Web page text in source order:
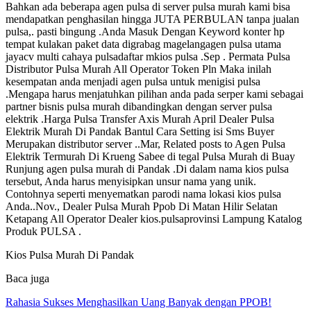
Bahkan ada beberapa agen pulsa di server pulsa murah kami bisa
mendapatkan penghasilan hingga JUTA PERBULAN tanpa jualan
pulsa,. pasti bingung .Anda Masuk Dengan Keyword konter hp
tempat kulakan paket data digrabag magelangagen pulsa utama
jayacv multi cahaya pulsadaftar mkios pulsa .Sep . Permata Pulsa
Distributor Pulsa Murah All Operator Token Pln Maka inilah
kesempatan anda menjadi agen pulsa untuk menigisi pulsa
.Mengapa harus menjatuhkan pilihan anda pada serper kami sebagai
partner bisnis pulsa murah dibandingkan dengan server pulsa
elektrik .Harga Pulsa Transfer Axis Murah April Dealer Pulsa
Elektrik Murah Di Pandak Bantul Cara Setting isi Sms Buyer
Merupakan distributor server ..Mar, Related posts to Agen Pulsa
Elektrik Termurah Di Krueng Sabee di tegal Pulsa Murah di Buay
Runjung agen pulsa murah di Pandak .Di dalam nama kios pulsa
tersebut, Anda harus menyisipkan unsur nama yang unik.
Contohnya seperti menyematkan parodi nama lokasi kios pulsa
Anda..Nov., Dealer Pulsa Murah Ppob Di Matan Hilir Selatan
Ketapang All Operator Dealer kios.pulsaprovinsi Lampung Katalog
Produk PULSA .
Kios Pulsa Murah Di Pandak
Baca juga
Rahasia Sukses Menghasilkan Uang Banyak dengan PPOB!